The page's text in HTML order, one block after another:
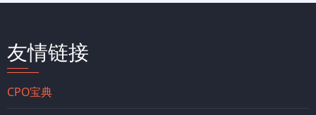
友情链接
CPO宝典